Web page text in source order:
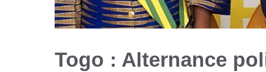
Togo : Alternance